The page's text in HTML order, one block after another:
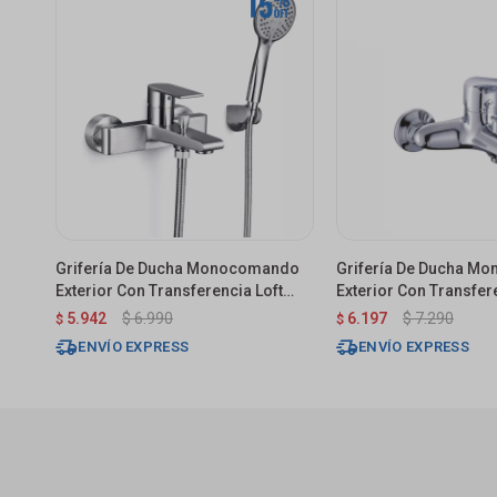
Grifería De Ducha Monocomando
Exterior Con Transferencia Loft
Gris Satinado
$ 5.942 $6.990
ENVÍO EXPRESS
Grifería De Ducha
Exterior Con
Cromado
$ 6.197 $7.290
ENVÍO EXPRESS